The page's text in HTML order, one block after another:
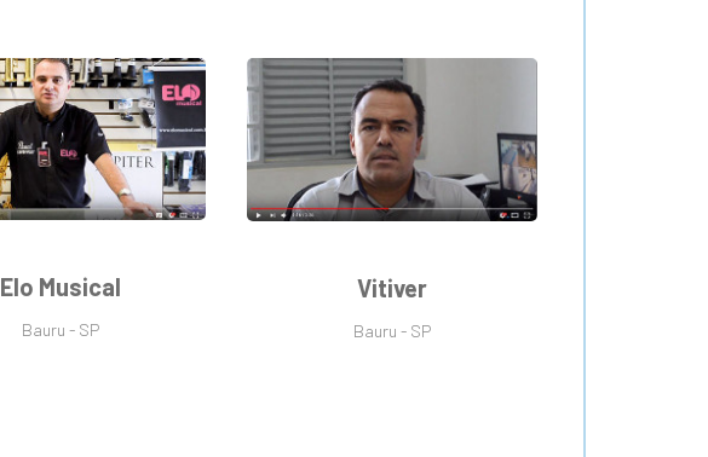
Elo Musical
Bauru - SP
Vitiver
Bauru - SP